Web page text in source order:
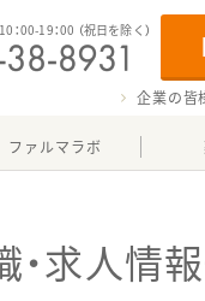
：00-19：00 （祝日を除く）
企業の皆
ファルマラボ
・求人情